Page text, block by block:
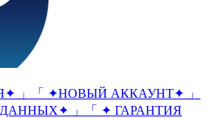
」「 ✦НОВЫЙ АККАУНТ✦ 」
」「 ✦ ГАРАНТИЯ